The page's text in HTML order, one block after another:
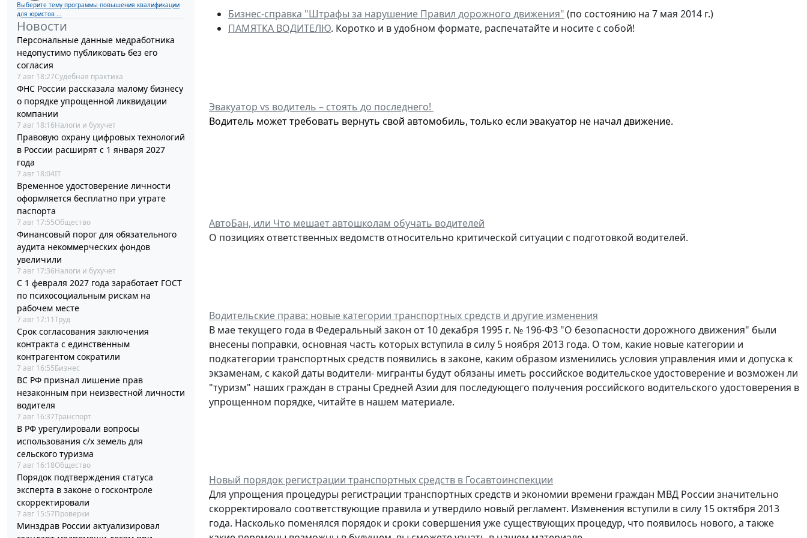
Выберите тему программы повышения квалификации
для юристов ...
Новости
Персональные данные медработника
недопустимо публиковать без его
согласия
7 авг 18:27Судебная практика
ФНС России рассказала малому бизнесу
о порядке упрощенной ликвидации
компании
7 авг 18:16Налоги и бухучет
Правовую охрану цифровых технологий
в России расширят с 1 января 2027
года
7 авг 18:04IT
Временное удостоверение личности
оформляется бесплатно при утрате
паспорта
7 авг 17:55Общество
Финансовый порог для обязательного
аудита некоммерческих фондов
увеличили
7 авг 17:36Налоги и бухучет
С 1 февраля 2027 года заработает ГОСТ
по психосоциальным рискам на
рабочем месте
7 авг 17:11Труд
Срок согласования заключения
контракта с единственным
контрагентом сократили
7 авг 16:55Бизнес
ВС РФ признал лишение прав
незаконным при неизвестной личности
водителя
7 авг 16:37Транспорт
В РФ урегулировали вопросы
использования с/х земель для
сельского туризма
7 авг 16:18Общество
Порядок подтверждения статуса
эксперта в законе о госконтроле
скорректировали
7 авг 15:57Проверки
Минздрав России актуализировал
Бизнес-справка "Штрафы за нарушение Правил дорожного движения" (по состоянию на 7 мая 2014 г.)
ПАМЯТКА ВОДИТЕЛЮ. Коротко и в удобном формате, распечатайте и носите с собой!
Эвакуатор vs водитель – стоять до последнего!
Водитель может требовать вернуть свой автомобиль, только если эвакуатор не начал движение.
АвтоБан, или Что мешает автошколам обучать водителей
О позициях ответственных ведомств относительно критической ситуации с подготовкой водителей.
Водительские права: новые категории транспортных средств и другие изменения
В мае текущего года в Федеральный закон от 10 декабря 1995 г. № 196-ФЗ "О безопасности дорожного движения" были
внесены поправки, основная часть которых вступила в силу 5 ноября 2013 года. О том, какие новые категории и
подкатегории транспортных средств появились в законе, каким образом изменились условия управления ими и допуска к
экзаменам, с какой даты водители- мигранты будут обязаны иметь российское водительское удостоверение и возможен ли
"туризм" наших граждан в страны Средней Азии для последующего получения российского водительского удостоверения в
упрощенном порядке, читайте в нашем материале.
Новый порядок регистрации транспортных средств в Госавтоинспекции
Для упрощения процедуры регистрации транспортных средств и экономии времени граждан МВД России значительно
скорректировало соответствующие правила и утвердило новый регламент. Изменения вступили в силу 15 октября 2013
года. Насколько поменялся порядок и сроки совершения уже существующих процедур, что появилось нового, а также